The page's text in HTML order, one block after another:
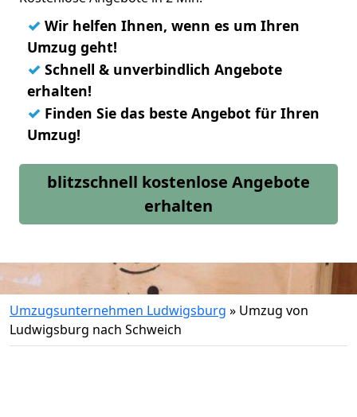
✓ Wir helfen Ihnen, wenn es um Ihren
Umzug geht!
✓ Schnell & unverbindlich Angebote
erhalten!
✓ Finden Sie das beste Angebot für Ihren
Umzug!
blitzschnell kostenlose Angebote
erhalten
Umzugsunternehmen Ludwigsburg » Umzug von
Ludwigsburg nach Schweich